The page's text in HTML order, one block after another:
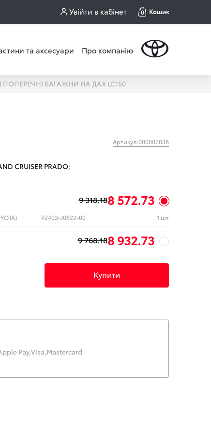
Увійти в кабінет 0 Кошик
та аксесуари Про компанію
БАГАЖНИ НА ДАХ LC150
Артикул:000002036
CRUISER PRADO;
9 318.188 572.73
PZ403-J0622-00 1 шт
9 768.188 932.73
Купити
Pay,Visa,Mastercard